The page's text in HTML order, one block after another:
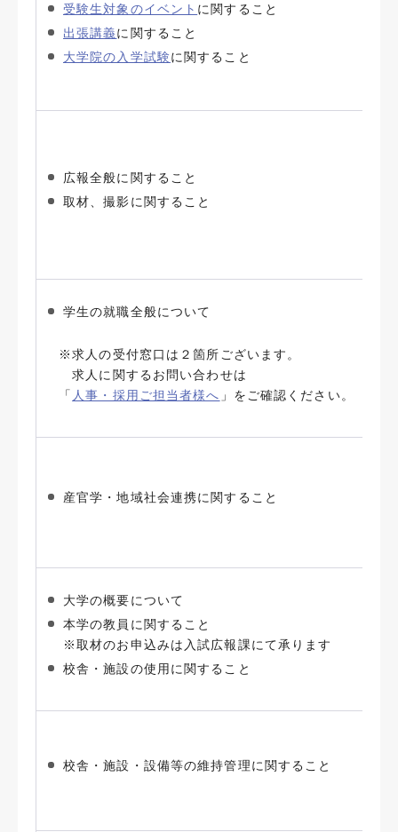
受験生対象のイベント に関すること
出張講義に関すること
大学院の入学試験に関すること
広報全般に関すること
取材、撮影に関すること
学生の就職全般について
※求人の受付窓口は２箇所ございます。
求人に関するお問い合わせは
「 人事・採用ご担当者様へ 」をご確認ください。
産官学・地域社会連携に関すること
大学の概要について
本学の教員に関すること
※取材のお申込みは入試広報課にて承ります
校舎・施設の使用に関すること
校舎・施設・設備等の維持管理に関すること